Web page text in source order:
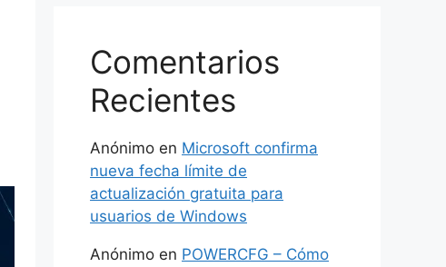
Comentarios
Recientes
Anónimo en Microsoft confirma
nueva fecha límite de
actualización gratuita para
usuarios de Windows
Anónimo en POWERCFG – Cómo